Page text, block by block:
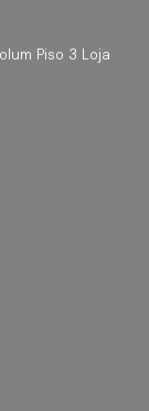
Piso 3 Loja